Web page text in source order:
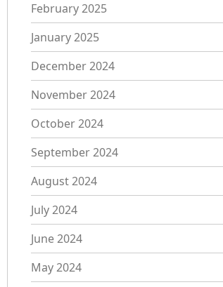
February 2025
January 2025
December 2024
November 2024
October 2024
September 2024
August 2024
July 2024
June 2024
May 2024